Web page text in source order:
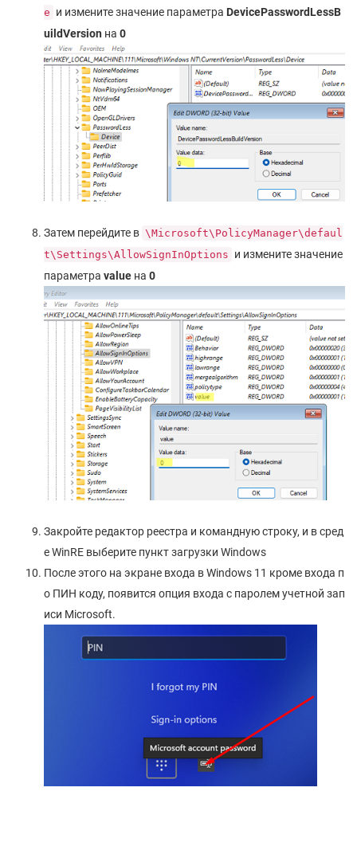
e и измените значение параметра DevicePasswordLessB
uildVersion на 0
Затем перейдите в \Microsoft\PolicyManager\defaul
t\Settings\AllowSignInOptions и измените значение
параметра value на 0
Закройте редактор реестра и командную строку, и в сред
е WinRE выберите пункт загрузки Windows
После этого на экране входа в Windows 11 кроме входа п
о ПИН коду, появится опция входа с паролем учетной зап
иси Microsoft.